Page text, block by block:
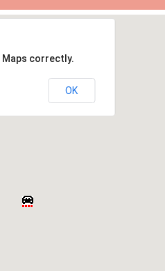
Maps correctly.
OK